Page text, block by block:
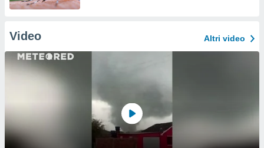
Video Altri video